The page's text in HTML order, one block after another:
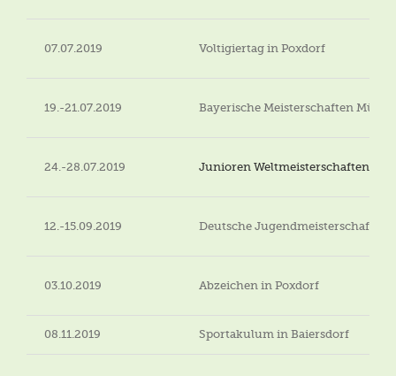
07.07.2019 Voltigiertag in Poxdorf
19.-21.07.2019 Bayerische Meisterschaften
24.-28.07.2019 Junioren Weltmeisterschaften
12.-15.09.2019 Deutsche Jugendmeisterschaften
03.10.2019 Abzeichen in Poxdorf
08.11.2019 Sportakulum in Baiersdorf